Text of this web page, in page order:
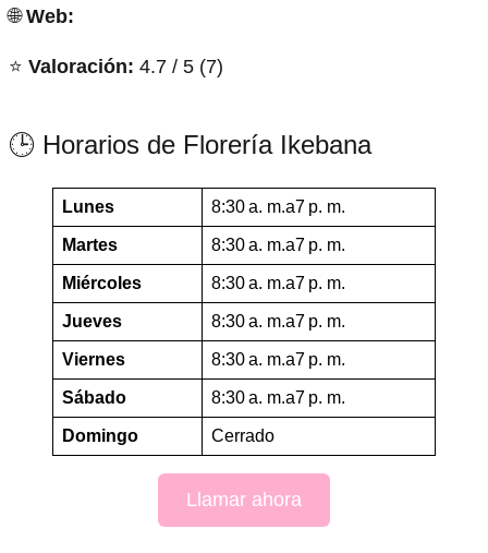
🌐Web:
⭐ Valoración: 4.7 / 5 (7)
🕒 Horarios de Florería Ikebana
Lunes 8:30 a. m.a7 p. m.
Martes 8:30 a. m.a7 p. m.
Miércoles 8:30 a. m.a7 p. m.
Jueves 8:30 a. m.a7 p. m.
Viernes 8:30 a. m.a7 p. m.
Sábado 8:30 a. m.a7 p. m.
Domingo Cerrado
Llamar ahora